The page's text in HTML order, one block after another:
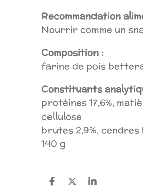
Recommandation
Nourrir comme un
Composition :
farine de pois
Constituants
protéines 17,6%,
cellulose
brutes 2,9%, cendres
140 g
P P P